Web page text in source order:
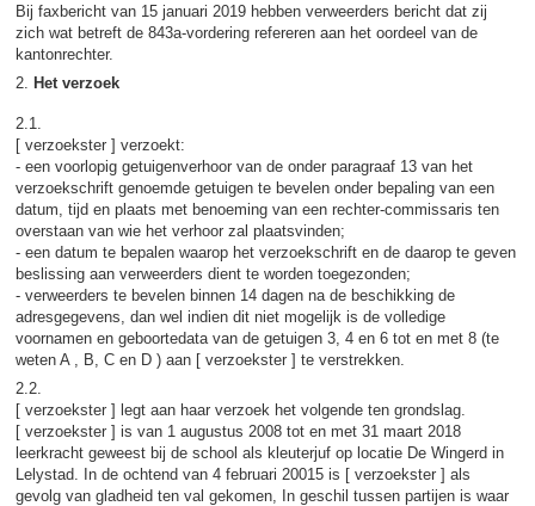
Bij faxbericht van 15 januari 2019 hebben verweerders bericht dat zij
zich wat betreft de 843a-vordering refereren aan het oordeel van de
kantonrechter.
2. Het verzoek
2.1.
[ verzoekster ] verzoekt:
- een voorlopig getuigenverhoor van de onder paragraaf 13 van het
verzoekschrift genoemde getuigen te bevelen onder bepaling van een
datum, tijd en plaats met benoeming van een rechter-commissaris ten
overstaan van wie het verhoor zal plaatsvinden;
- een datum te bepalen waarop het verzoekschrift en de daarop te geven
beslissing aan verweerders dient te worden toegezonden;
- verweerders te bevelen binnen 14 dagen na de beschikking de
adresgegevens, dan wel indien dit niet mogelijk is de volledige
voornamen en geboortedata van de getuigen 3, 4 en 6 tot en met 8 (te
weten A , B, C en D ) aan [ verzoekster ] te verstrekken.
2.2.
[ verzoekster ] legt aan haar verzoek het volgende ten grondslag.
[ verzoekster ] is van 1 augustus 2008 tot en met 31 maart 2018
leerkracht geweest bij de school als kleuterjuf op locatie De Wingerd in
Lelystad. In de ochtend van 4 februari 20015 is [ verzoekster ] als
gevolg van gladheid ten val gekomen, In geschil tussen partijen is waar